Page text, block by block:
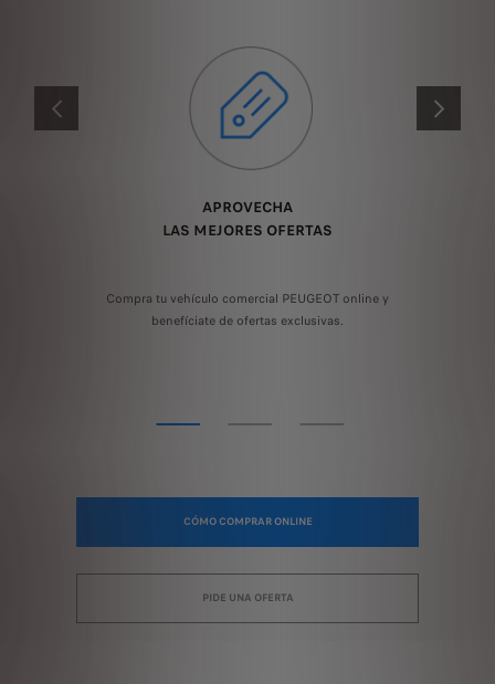
ANTERIOR SIGUIENTE
APROVECHA
LAS MEJORES OFERTAS
Compra tu vehículo comercial PEUGEOT online y
benefíciate de ofertas exclusivas.
CÓMO COMPRAR ONLINE
PIDE UNA OFERTA